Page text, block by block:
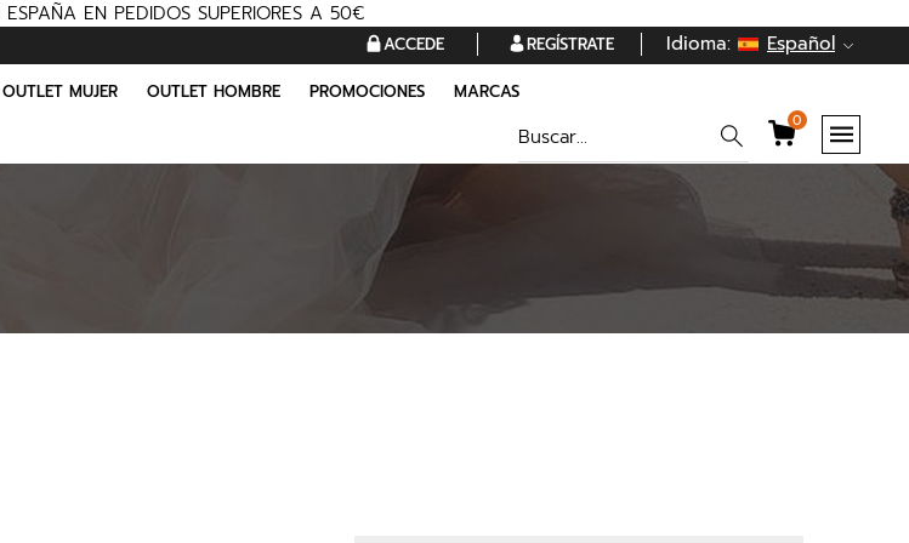
EN PEDIDOS SUPERIORES A 50€
ACCEDE REGÍSTRATE Idioma: Español
OUTLET MUJER OUTLET HOMBRE PROMOCIONES MARCAS
0